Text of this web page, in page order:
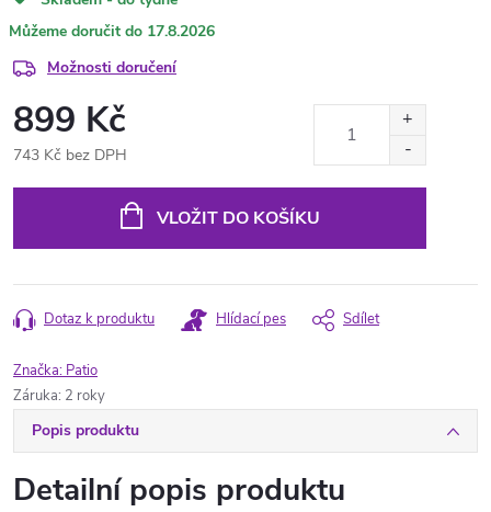
17.8.2026
Možnosti doručení
899 Kč
743 Kč bez DPH
VLOŽIT DO KOŠÍKU
Dotaz k produktu Hlídací pes Sdílet
Značka: Patio
Záruka: 2 roky
Popis produktu
Detailní popis produktu